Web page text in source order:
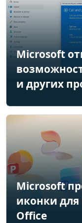
Microsoft
и других
Microsoft
иконки
Office